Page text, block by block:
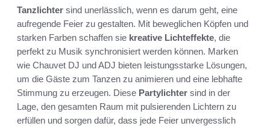
Tanzlichter sind unerlässlich, wenn es darum geht, eine
aufregende Feier zu gestalten. Mit beweglichen Köpfen und
starken Farben schaffen sie kreative Lichteffekte, die
perfekt zu Musik synchronisiert werden können. Marken
wie Chauvet DJ und ADJ bieten leistungsstarke Lösungen,
um die Gäste zum Tanzen zu animieren und eine lebhafte
Stimmung zu erzeugen. Diese Partylichter sind in der
Lage, den gesamten Raum mit pulsierenden Lichtern zu
erfüllen und sorgen dafür, dass jede Feier unvergesslich